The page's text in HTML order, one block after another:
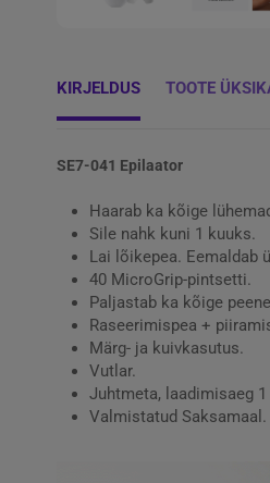
KIRJELDUS TOOTE
SE7-041 Epilaator
Haarab ka kõige
Sile nahk kuni 1 kuuks.
Lai lõikepea. Eemaldab
40 MicroGrip-pintsetti.
Paljastab ka kõige
Raseerimispea +
Märg- ja kuivkasutus.
Vutlar.
Juhtmeta, laadimisaeg
Valmistatud Saksamaal.